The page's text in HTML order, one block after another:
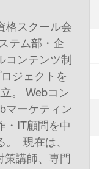
格スクール会
テム部・企
コンテンツ制
ジェクトを
。 Webコン
マーケティン
・IT顧問を中
現在は、
策講師、専門